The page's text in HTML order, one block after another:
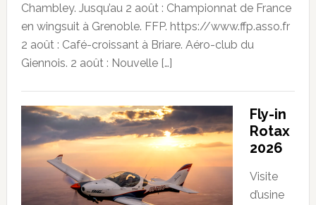
Chambley. Jusqu’au 2 août : Championnat de France
en wingsuit à Grenoble. FFP. https://www.ffp.asso.fr
2 août : Café-croissant à Briare. Aéro-club du
Giennois. 2 août : Nouvelle […]
Fly-in
Rotax
2026
Visite
d’usine